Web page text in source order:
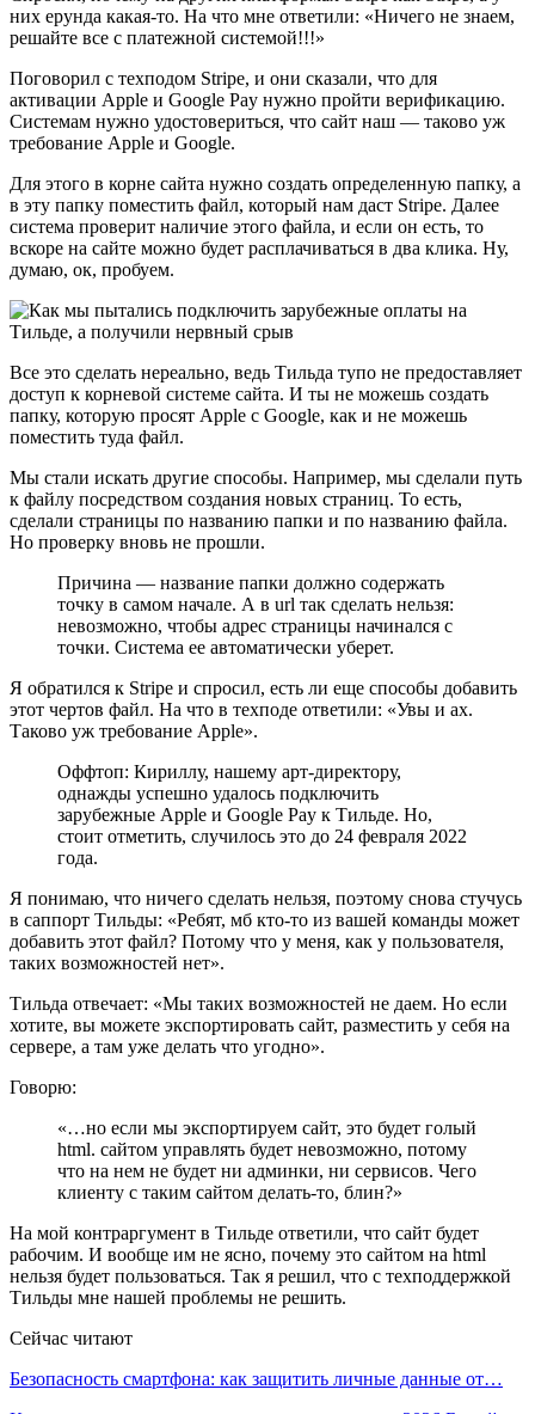
них ерунда какая-то. На что мне ответили: «Ничего не знаем,
решайте все с платежной системой!!!»
Поговорил с техподом Stripe, и они сказали, что для
активации Apple и Google Pay нужно пройти верификацию.
Системам нужно удостовериться, что сайт наш — таково уж
требование Apple и Google.
Для этого в корне сайта нужно создать определенную папку, а
в эту папку поместить файл, который нам даст Stripe. Далее
система проверит наличие этого файла, и если он есть, то
вскоре на сайте можно будет расплачиваться в два клика. Ну,
думаю, ок, пробуем.
Все это сделать нереально, ведь Тильда тупо не предоставляет
доступ к корневой системе сайта. И ты не можешь создать
папку, которую просят Apple с Google, как и не можешь
поместить туда файл.
Мы стали искать другие способы. Например, мы сделали путь
к файлу посредством создания новых страниц. То есть,
сделали страницы по названию папки и по названию файла.
Но проверку вновь не прошли.
Причина — название папки должно содержать
точку в самом начале. А в url так сделать нельзя:
невозможно, чтобы адрес страницы начинался с
точки. Система ее автоматически уберет.
Я обратился к Stripe и спросил, есть ли еще способы добавить
этот чертов файл. На что в техподе ответили: «Увы и ах.
Таково уж требование Apple».
Оффтоп: Кириллу, нашему арт-директору,
однажды успешно удалось подключить
зарубежные Apple и Google Pay к Тильде. Но,
стоит отметить, случилось это до 24 февраля 2022
года.
Я понимаю, что ничего сделать нельзя, поэтому снова стучусь
в саппорт Тильды: «Ребят, мб кто-то из вашей команды может
добавить этот файл? Потому что у меня, как у пользователя,
таких возможностей нет».
Тильда отвечает: «Мы таких возможностей не даем. Но если
хотите, вы можете экспортировать сайт, разместить у себя на
сервере, а там уже делать что угодно».
Говорю:
«…но если мы экспортируем сайт, это будет голый
html. сайтом управлять будет невозможно, потому
что на нем не будет ни админки, ни сервисов. Чего
клиенту с таким сайтом делать-то, блин?»
На мой контраргумент в Тильде ответили, что сайт будет
рабочим. И вообще им не ясно, почему это сайтом на html
нельзя будет пользоваться. Так я решил, что с техподдержкой
Тильды мне нашей проблемы не решить.
Сейчас читают
Безопасность смартфона: как защитить личные данные от…